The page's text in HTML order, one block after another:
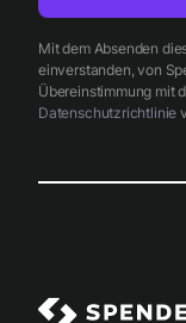
Mit dem Absenden
einverstanden, von
Übereinstimmung mit
Datenschutzrichtlinie